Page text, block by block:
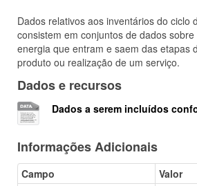
Dados relativos aos inventários do ciclo
consistem em conjuntos de dados
energia que entram e saem das etapas
produto ou realização de um serviço.
Dados e recursos
Dados a serem incluídos
Informações Adicionais
Campo
Valor